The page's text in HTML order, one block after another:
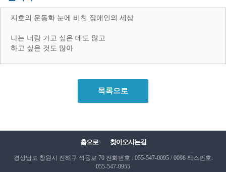
지호의 운동화 눈에 비친 장애인의 세상
나는 너랑 가고 싶은 데도 많고
하고 싶은 것도 많아
목록으로
홈으로 찾아오시는길
경상남도 창원시 진해구 석동로 70전화번호 : 055-547-0095 / 0098팩스번호:
055-547-0955